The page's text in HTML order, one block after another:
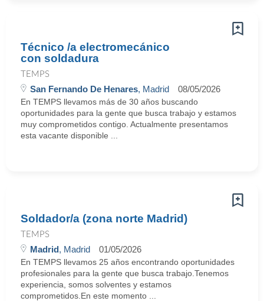
Técnico /a electromecánico
con soldadura
TEMPS
San Fernando De Henares, Madrid 08/05/2026
En TEMPS llevamos más de 30 años buscando
oportunidades para la gente que busca trabajo y estamos
muy comprometidos contigo. Actualmente presentamos
esta vacante disponible ...
Soldador/a (zona norte Madrid)
TEMPS
Madrid, Madrid 01/05/2026
En TEMPS llevamos 25 años encontrando oportunidades
profesionales para la gente que busca trabajo.Tenemos
experiencia, somos solventes y estamos
comprometidos.En este momento ...